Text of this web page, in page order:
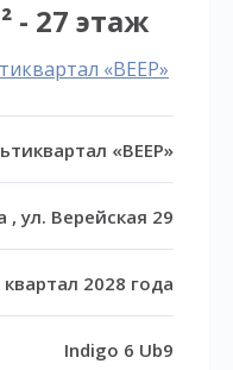
- 27 этаж
«ВЕЕР»
«ВЕЕР»
, ул. Верейская 29
квартал 2028 года
Indigo 6 Ub9